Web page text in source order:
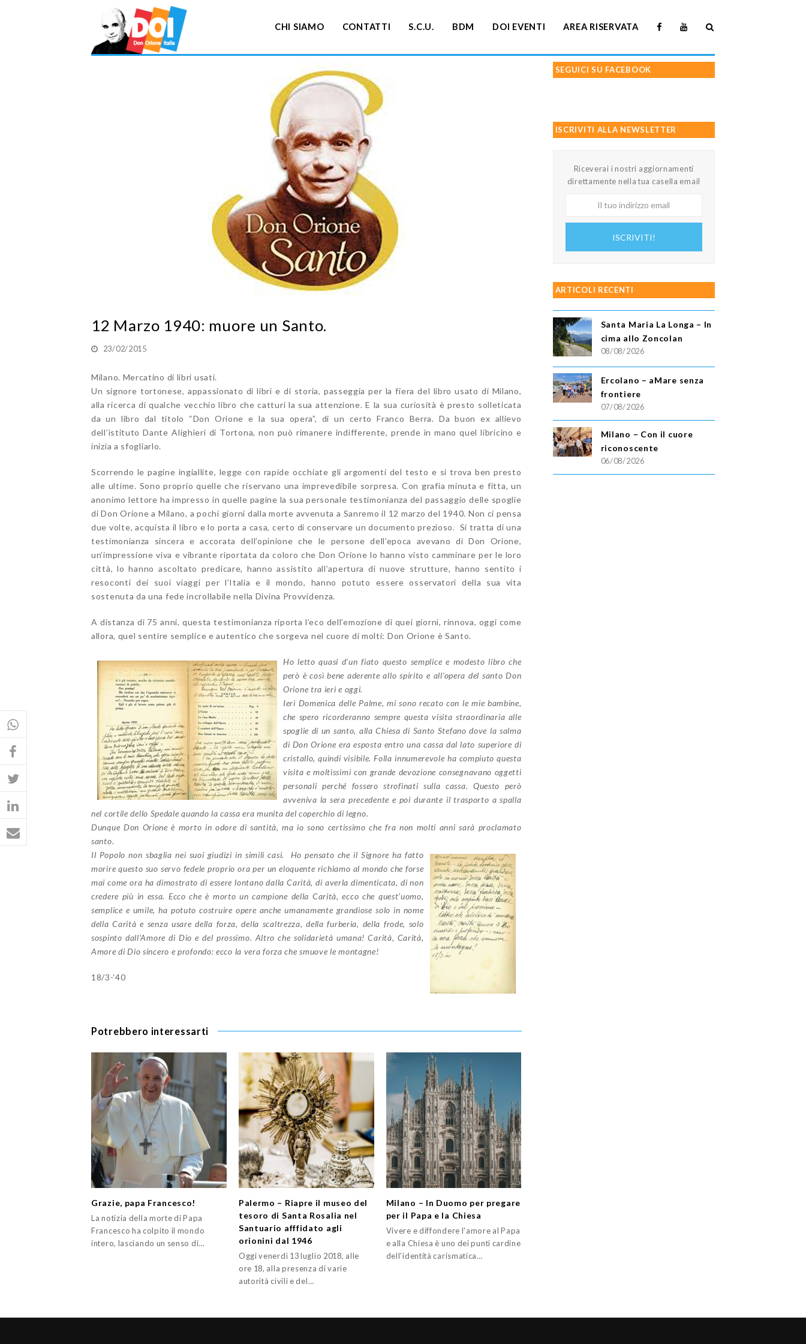
CHI SIAMO CONTATTI S.C.U. BDM DOI EVENTI AREA RISERVATA
12 Marzo 1940: muore un Santo.
23/02/2015
Milano. Mercatino di libri usati.
Un signore tortonese, appassionato di libri e di storia, passeggia per la fiera del libro usato di Milano,
alla ricerca di qualche vecchio libro che catturi la sua attenzione. E la sua curiosità è presto solleticata
da un libro dal titolo “Don Orione e la sua opera”, di un certo Franco Berra. Da buon ex allievo
dell’istituto Dante Alighieri di Tortona, non può rimanere indifferente, prende in mano quel libricino e
inizia a sfogliarlo.
Scorrendo le pagine ingiallite, legge con rapide occhiate gli argomenti del testo e si trova ben presto
alle ultime. Sono proprio quelle che riservano una imprevedibile sorpresa. Con grafia minuta e fitta, un
anonimo lettore ha impresso in quelle pagine la sua personale testimonianza del passaggio delle spoglie
di Don Orione a Milano, a pochi giorni dalla morte avvenuta a Sanremo il 12 marzo del 1940. Non ci pensa
due volte, acquista il libro e lo porta a casa, certo di conservare un documento prezioso. Si tratta di una
testimonianza sincera e accorata dell’opinione che le persone dell’epoca avevano di Don Orione,
un’impressione viva e vibrante riportata da coloro che Don Orione lo hanno visto camminare per le loro
città, lo hanno ascoltato predicare, hanno assistito all’apertura di nuove strutture, hanno sentito i
resoconti dei suoi viaggi per l’Italia e il mondo, hanno potuto essere osservatori della sua vita
sostenuta da una fede incrollabile nella Divina Provvidenza.
A distanza di 75 anni, questa testimonianza riporta l’eco dell’emozione di quei giorni, rinnova, oggi come
allora, quel sentire semplice e autentico che sorgeva nel cuore di molti: Don Orione è Santo.
Ho letto quasi d’un fiato questo semplice e modesto libro che
però è così bene aderente allo spirito e all’opera del santo Don
Orione tra ieri e oggi.
Ieri Domenica delle Palme, mi sono recato con le mie bambine,
che spero ricorderanno sempre questa visita straordinaria alle
spoglie di un santo, alla Chiesa di Santo Stefano dove la salma
di Don Orione era esposta entro una cassa dal lato superiore di
cristallo, quindi visibile. Folla innumerevole ha compiuto questa
visita e moltissimi con grande devozione consegnavano oggetti
personali perché fossero strofinati sulla cassa. Questo però
avveniva la sera precedente e poi durante il trasporto a spalla
nel cortile dello Spedale quando la cassa era munita del coperchio di legno.
Dunque Don Orione è morto in odore di santità, ma io sono certissimo che fra non molti anni sarà proclamato
santo.
Il Popolo non sbaglia nei suoi giudizi in simili casi. Ho pensato che il Signore ha fatto
morire questo suo servo fedele proprio ora per un eloquente richiamo al mondo che forse
mai come ora ha dimostrato di essere lontano dalla Carità, di averla dimenticata, di non
credere più in essa. Ecco che è morto un campione della Carità, ecco che quest’uomo,
semplice e umile, ha potuto costruire opere anche umanamente grandiose solo in nome
della Carità e senza usare della forza, della scaltrezza, della furberia, della frode, solo
sospinto dall’Amore di Dio e del prossimo. Altro che solidarietà umana!Carità, Carità,
Amore di Dio sincero e profondo: ecco la vera forza che smuove le montagne!
18/3-‘40
Potrebbero interessarti
Grazie, papa Francesco!
La notizia della morte di Papa
Francesco ha colpito il mondo
intero, lasciando un senso di…
Palermo – Riapre il museo del
tesoro di Santa Rosalia nel
Santuario afffidato agli
orionini dal 1946
Oggi venerdì 13 luglio 2018, alle
ore 18, alla presenza di varie
autorità civili e del…
Milano – In Duomo per pregare
per il Papa e la Chiesa
Vivere e diffondere l'amore al Papa
e alla Chiesa è uno dei punti cardine
dell'identità carismatica…
SEGUICI SU FACEBOOK
ISCRIVITI ALLA NEWSLETTER
Riceverai i nostri aggiornamenti
direttamente nella tua casella email
ISCRIVITI!
ARTICOLI RECENTI
Santa Maria La Longa – In
cima allo Zoncolan
08/08/2026
Ercolano – aMare senza
frontiere
07/08/2026
Milano – Con il cuore
riconoscente
06/08/2026